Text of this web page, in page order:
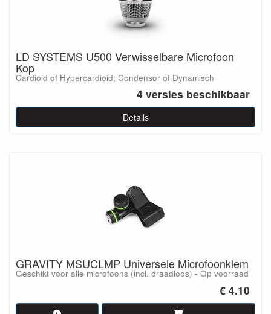
LD SYSTEMS U500 Verwisselbare Microfoon
Kop
Cardioid of Hypercardioid; Condensor of Dynamisch
4 versies beschikbaar
Details
GRAVITY MSUCLMP Universele Microfoonklem
Geschikt voor alle microfoons (incl. draadloos) - Op voorraad
€ 4.10